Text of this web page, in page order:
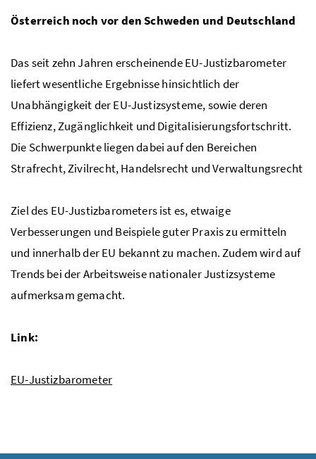
Österreich noch vor den Schweden und Deutschland
Das seit zehn Jahren erscheinende EU-Justizbarometer
liefert wesentliche Ergebnisse hinsichtlich der
Unabhängigkeit der EU-Justizsysteme, sowie deren
Effizienz, Zugänglichkeit und Digitalisierungsfortschritt.
Die Schwerpunkte liegen dabei auf den Bereichen
Strafrecht, Zivilrecht, Handelsrecht und Verwaltungsrecht
Ziel des EU-Justizbarometers ist es, etwaige
Verbesserungen und Beispiele guter Praxis zu ermitteln
und innerhalb der EU bekannt zu machen. Zudem wird auf
Trends bei der Arbeitsweise nationaler Justizsysteme
aufmerksam gemacht.
Link:
EU-Justizbarometer